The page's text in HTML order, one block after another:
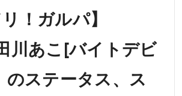
！ガルパ】
川あこ[バイトデビ
のステータス、ス